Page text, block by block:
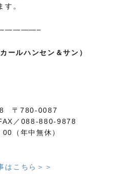
す。
カールハンセン＆サン）
〒780-0087
／088-880-9878
（年中無休）
はこちら＞＞